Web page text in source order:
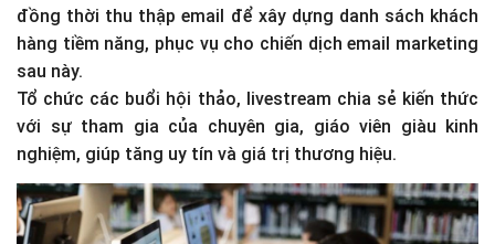
đồng thời thu thập email để xây dựng danh sách khách
hàng tiềm năng, phục vụ cho chiến dịch email marketing
sau này.
Tổ chức các buổi hội thảo, livestream chia sẻ kiến thức
với sự tham gia của chuyên gia, giáo viên giàu kinh
nghiệm, giúp tăng uy tín và giá trị thương hiệu.